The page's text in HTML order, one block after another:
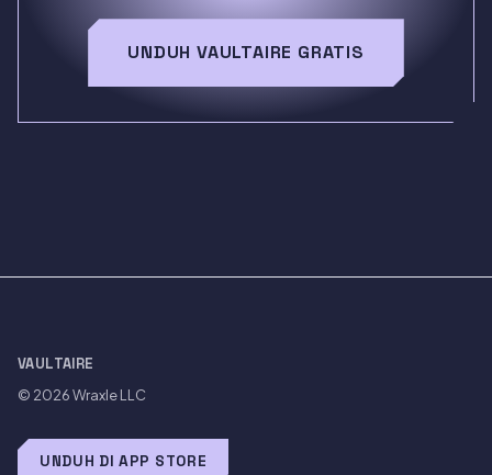
UNDUH VAULTAIRE GRATIS
VAULTAIRE
© 2026Wraxle LLC
UNDUH DI APP STORE